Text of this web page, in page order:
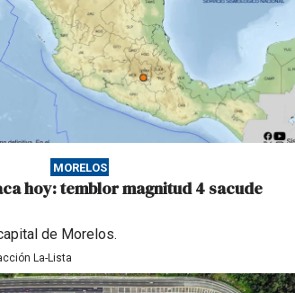
MORELOS
hoy: temblor magnitud 4 sacude
de Morelos.
La-Lista